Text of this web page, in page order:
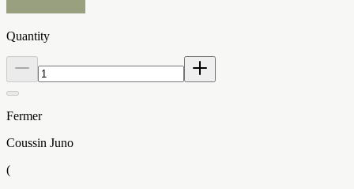
Quantity
Fermer
Coussin Juno
(